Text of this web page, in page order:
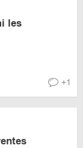
les
+1